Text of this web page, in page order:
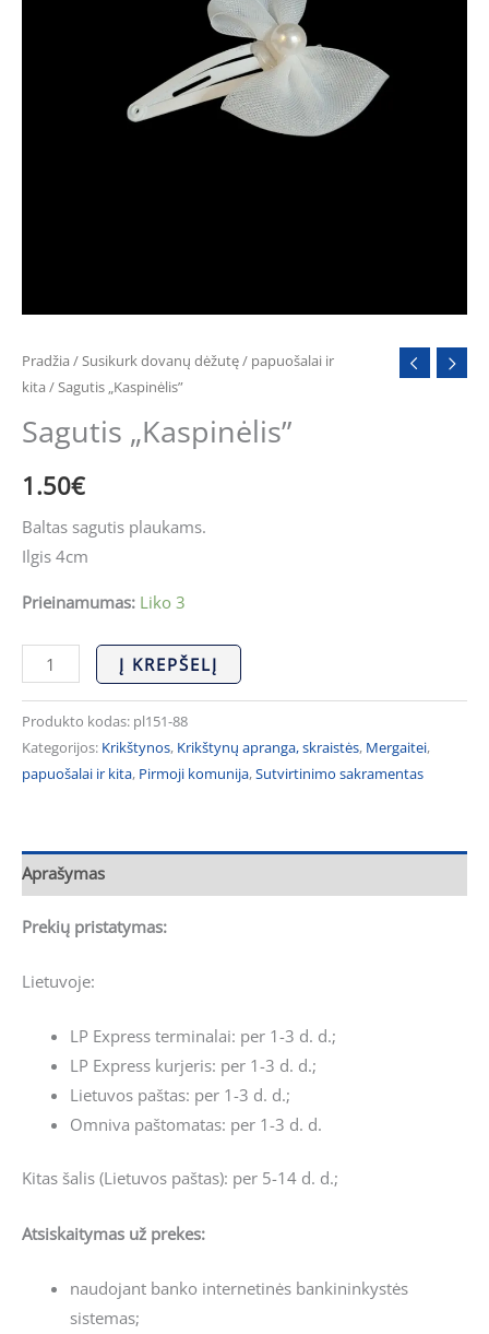
Pradžia / Susikurk dovanų dėžutę/ papuošalai ir
kita / Sagutis „Kaspinėlis”
Sagutis „Kaspinėlis”
1.50€
Baltas sagutis plaukams.
Ilgis 4cm
Prieinamumas: Liko 3
Į KREPŠELĮ
Produkto kodas: pl151-88
Kategorijos: Krikštynos, Krikštynų apranga, skraistės, Mergaitei,
papuošalai ir kita, Pirmoji komunija,Sutvirtinimo sakramentas
Aprašymas
Prekių pristatymas:
Lietuvoje:
LP Express terminalai: per 1-3 d. d.;
LP Express kurjeris: per 1-3 d. d.;
Lietuvos paštas: per 1-3 d. d.;
Omniva paštomatas: per 1-3 d. d.
Kitas šalis (Lietuvos paštas): per 5-14 d. d.;
Atsiskaitymas už prekes:
naudojant banko internetinės bankininkystės
sistemas;